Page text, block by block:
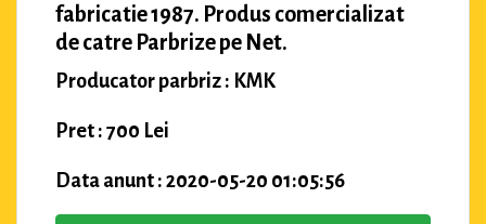
fabricatie 1987. Produs comercializat
de catre Parbrize pe Net.
Producator parbriz : KMK
Pret : 700 Lei
Data anunt : 2020-05-20 01:05:56